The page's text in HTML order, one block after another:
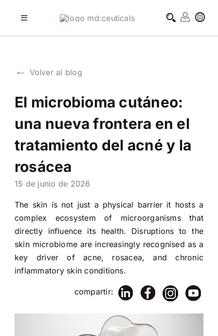
Toggle
tratamientos domiciliarios
blog
sobre md:ceuticals
contacto
← Volver al blog
El microbioma cutáneo:
una nueva frontera en el
tratamiento del acné y la
rosácea
15 de junio de 2026
The skin is not just a physical barrier it hosts a
complex ecosystem of microorganisms that
directly influence its health. Disruptions to the
skin microbiome are increasingly recognised as a
key driver of acne, rosacea, and chronic
inflammatory skin conditions.
compartir: